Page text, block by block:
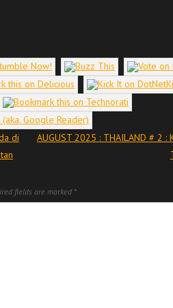
di
AUGUST 2025 : THAILAND # 2 :
fields are marked *